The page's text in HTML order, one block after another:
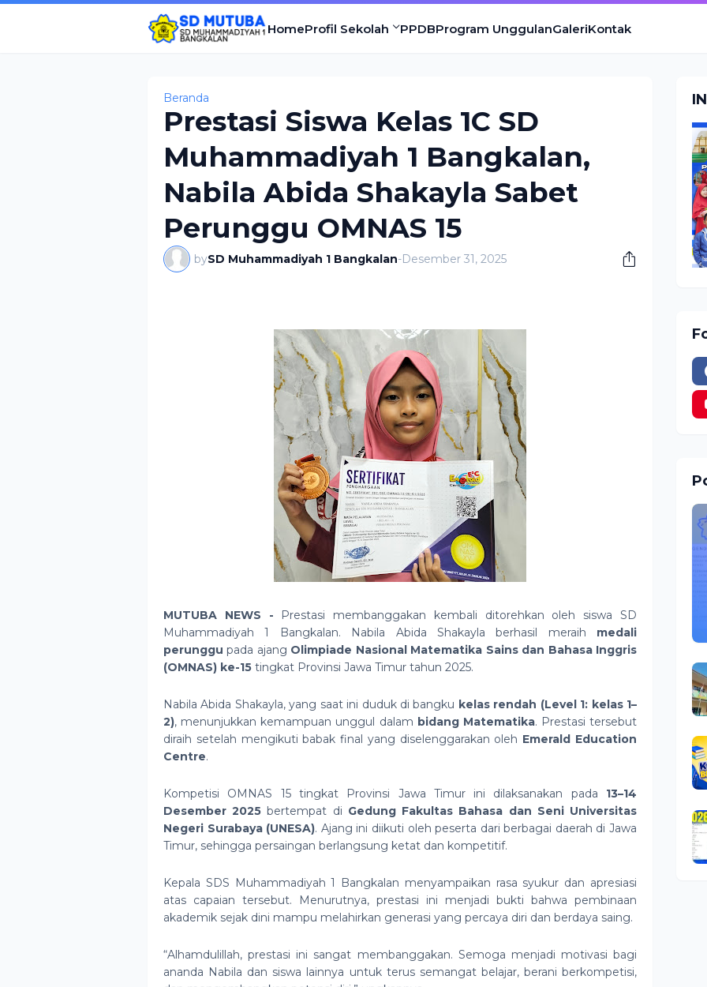
HomeProfil Sekolah PPDBProgram UnggulanGaleriKontak
Beranda
Prestasi Siswa Kelas 1C SD
Muhammadiyah 1 Bangkalan,
Nabila Abida Shakayla Sabet
Perunggu OMNAS 15
bySD Muhammadiyah 1 Bangkalan-Desember 31, 2025
MUTUBA NEWS - Prestasi membanggakan kembali ditorehkan oleh siswa SD
Muhammadiyah 1 Bangkalan. Nabila Abida Shakayla berhasil meraih medali
perunggu pada ajang Olimpiade Nasional Matematika Sains dan Bahasa Inggris
(OMNAS) ke-15 tingkat Provinsi Jawa Timur tahun 2025.
Nabila Abida Shakayla, yang saat ini duduk di bangku kelas rendah (Level 1: kelas 1–
2), menunjukkan kemampuan unggul dalam bidang Matematika. Prestasi tersebut
diraih setelah mengikuti babak final yang diselenggarakan oleh Emerald Education
Centre.
Kompetisi OMNAS 15 tingkat Provinsi Jawa Timur ini dilaksanakan pada 13–14
Desember 2025 bertempat di Gedung Fakultas Bahasa dan Seni Universitas
Negeri Surabaya (UNESA). Ajang ini diikuti oleh peserta dari berbagai daerah di Jawa
Timur, sehingga persaingan berlangsung ketat dan kompetitif.
Kepala SDS Muhammadiyah 1 Bangkalan menyampaikan rasa syukur dan apresiasi
atas capaian tersebut. Menurutnya, prestasi ini menjadi bukti bahwa pembinaan
akademik sejak dini mampu melahirkan generasi yang percaya diri dan berdaya saing.
“Alhamdulillah, prestasi ini sangat membanggakan. Semoga menjadi motivasi bagi
ananda Nabila dan siswa lainnya untuk terus semangat belajar, berani berkompetisi,